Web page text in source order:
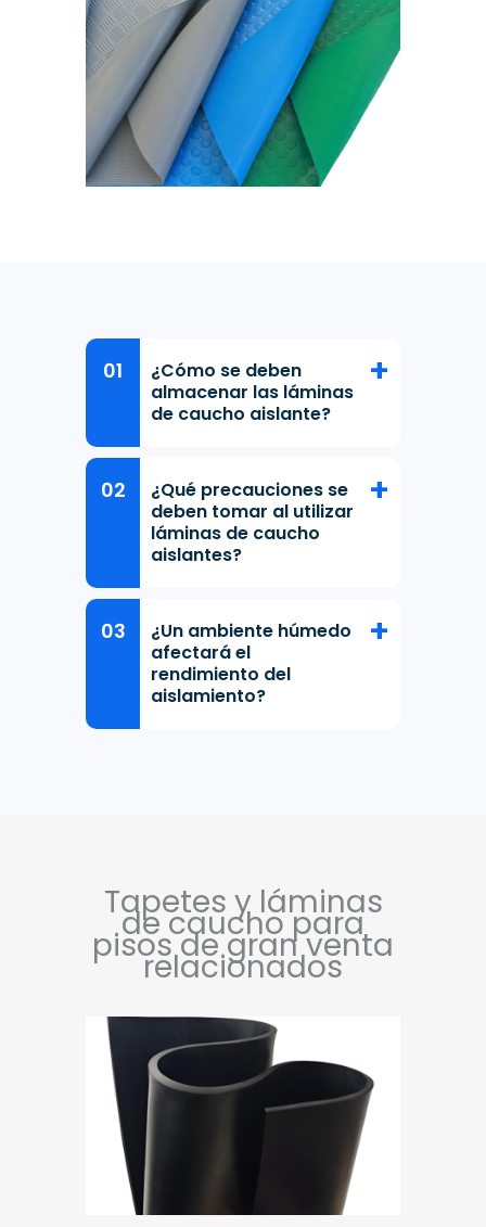
¿Cómo se deben
almacenar las láminas
de caucho aislante?
¿Qué precauciones se
deben tomar al utilizar
láminas de caucho
aislantes?
¿Un ambiente húmedo
afectará el
rendimiento del
aislamiento?
Tapetes y láminas
de caucho para
pisos de gran venta
relacionados